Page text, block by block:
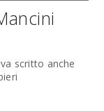
scritto anche